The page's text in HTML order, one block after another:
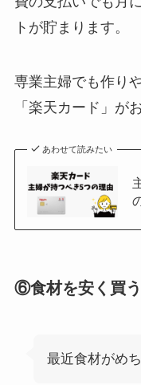
トが貯まります。
専業主婦でも作り
「楽天カード」が
あわせて読みたい
⑥食材を安く買う
最近食材がめ